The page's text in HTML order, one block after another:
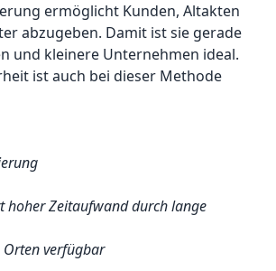
ermöglicht Kunden, Altakten
abzugeben. Damit ist sie gerade
und kleinere Unternehmen ideal.
ist auch bei dieser Methode
hoher Zeitaufwand durch lange
verfügbar